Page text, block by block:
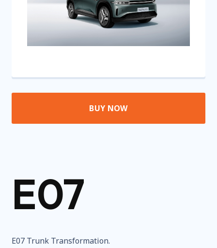
BUY NOW
E07
E07 Trunk Transformation.